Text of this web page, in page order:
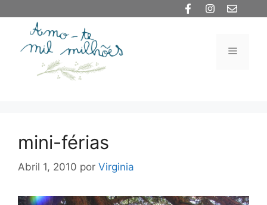
conteúdo
Menu
mini-férias
Abril 1, 2010 por Virginia